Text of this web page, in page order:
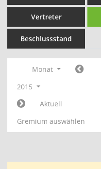
Vertreter
Beschlussstand
Monat
2015
Aktuell
Gremium auswählen